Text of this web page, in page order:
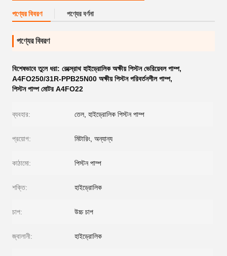
পণ্যের বিবরণ পণ্যের বর্ণনা
পণ্যের বিবরণ
বিশেষভাবে তুলে ধরা: রেক্স্রোথ হাইড্রোলিক অক্ষীয় পিস্টন ভেরিয়েবল পাম্প,
A4FO250/31R-PPB25N00 অক্ষীয় পিস্টন পরিবর্তনশীল পাম্প,
পিস্টন পাম্প মোটর A4FO22
ব্যবহার: তেল, হাইড্রোলিক পিস্টন পাম্প
প্রয়োগ: মিটারিং, অন্যান্য
কাঠামো: পিস্টন পাম্প
শক্তি: হাইড্রোলিক
চাপ: উচ্চ চাপ
জ্বালানী: হাইড্রোলিক